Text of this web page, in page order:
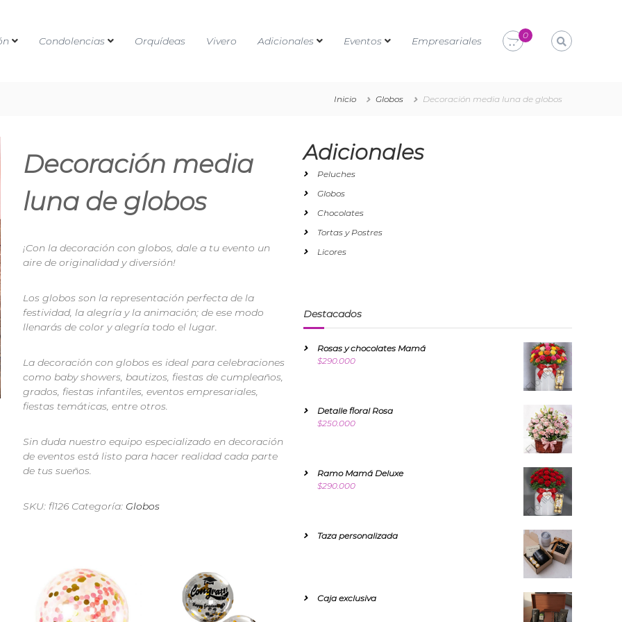
Condolencias Orquídeas Vivero Adicionales Eventos Empresariales 0
Inicio Globos Decoración media luna de globos
Decoración media
luna de globos
¡Con la decoración con globos, dale a tu evento un
aire de originalidad y diversión!
Los globos son la representación perfecta de la
festividad, la alegría y la animación; de ese modo
llenarás de color y alegría todo el lugar.
La decoración con globos es ideal para celebraciones
como baby showers, bautizos, fiestas de cumpleaños,
grados, fiestas infantiles, eventos empresariales,
fiestas temáticas, entre otros.
Sin duda nuestro equipo especializado en decoración
de eventos está listo para hacer realidad cada parte
de tus sueños.
SKU: fl126 Categoría: Globos
Adicionales
Peluches
Globos
Chocolates
Tortas y Postres
Licores
Destacados
Rosas y chocolates Mamá
$290.000
Detalle floral Rosa
$250.000
Ramo Mamá Deluxe
$290.000
Taza personalizada
Caja exclusiva